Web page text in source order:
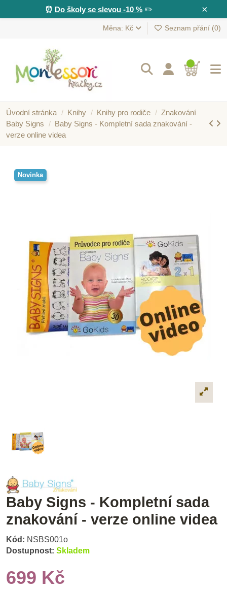
×
⏰ Do školy se slevou -10 %✏️
Měna: Kč Seznam přání (0)
Úvodní stránka Knihy Knihy pro rodiče
Znakování
Baby Signs
Baby Signs - Kompletní sada znakování -
verze online videa
Novinka
Baby Signs - Kompletní sada
znakování - verze online videa
Kód: NSBS001o
Dostupnost: Skladem
699 Kč